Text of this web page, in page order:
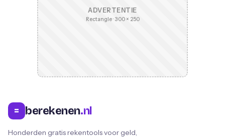
ADVERTENTIE
Rectangle · 300 × 250
= berekenen.nl
Honderden gratis rekentools voor geld,